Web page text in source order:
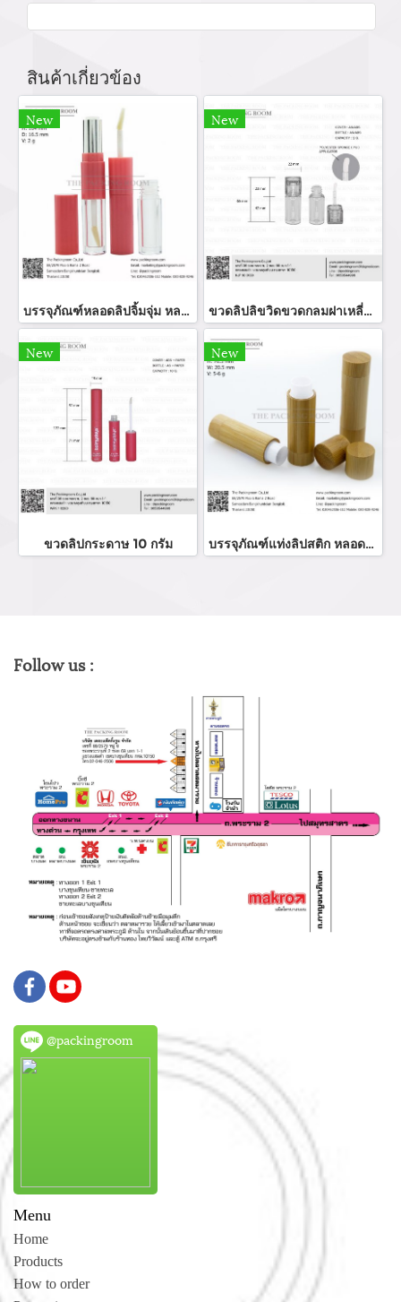
สินค้าเกี่ยวข้อง
New
บรรจุภัณฑ์หลอดลิปจิ้มจุ่ม หลอดลิปกลอส bottle lip gloss/ lip bottle ขวดลิป บรรจุภัณฑ์ใส่ลิป จำหน่ายบรรจุภัณฑ์เครื่องสำอางรรจุภัณฑ์เครื่องสำอางทุกประเภท
New
ขวดลิปลิขวิดขวดกลมฝาเหลี่ยม
New
ขวดลิปกระดาษ 10 กรัม
New
บรรจุภัณฑ์แท่งลิปสติก หลอดลิปแท่ง Lip stick package/ Lip tube สีแดงเงาฝาปิดแม่เหล็ก จำหน่ายบรรจุภัณฑ์เครื่องสำอางทุกประเภท
Follow us :
@packingroom
Menu
Home
Products
How to order